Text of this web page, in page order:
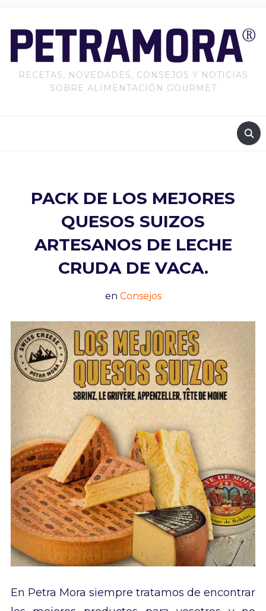
RECETAS, NOVEDADES, CONSEJOS Y NOTICIAS
SOBRE ALIMENTACIÓN GOURMET
PACK DE LOS MEJORES
QUESOS SUIZOS
ARTESANOS DE LECHE
CRUDA DE VACA.
en Consejos
En Petra Mora siempre tratamos de encontrar